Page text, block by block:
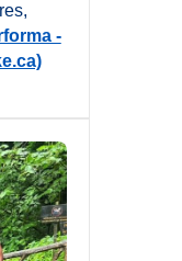
-